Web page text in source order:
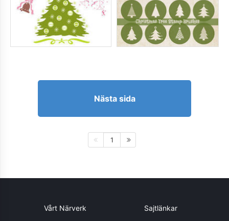
Nästa sida
1
Vårt Närverk Sajtlänkar